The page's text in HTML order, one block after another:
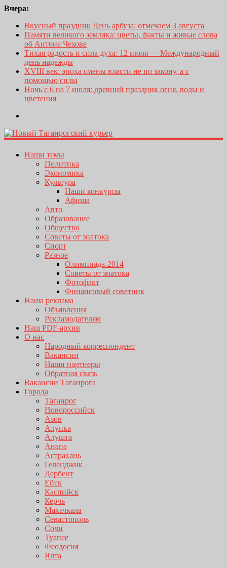
Вчера:
Вкусный праздник День арбуза: отмечаем 3 августа
Памяти великого земляка: цветы, факты и живые слова
об Антоне Чехове
Тихая радость и сила духа: 12 июля — Международный
день надежды
XVIII век: эпоха смены власти не по закону, а с
помощью силы
Ночь с 6 на 7 июля: древний праздник огня, воды и
цветения
Наши темы
Политика
Экономика
Культура
Наши конкурсы
Афиша
Авто
Образование
Общество
Советы от знатока
Спорт
Разное
Олимпиада-2014
Советы от знатока
Фотофакт
Финансовый советник
Наша реклама
Объявления
Рекламодателям
Наш PDF-архив
О нас
Народный корреспондент
Вакансии
Наши партнеры
Обратная связь
Вакансии Таганрога
Города
Таганрог
Новороссийск
Азов
Алупка
Алушта
Анапа
Астрахань
Геленджик
Дербент
Ейск
Каспийск
Керчь
Махачкала
Севастополь
Сочи
Туапсе
Феодосия
Ялта